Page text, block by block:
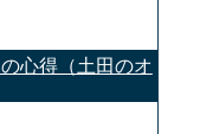
心得（土田のオ